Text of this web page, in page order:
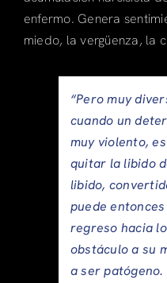
enfermo. Genera
miedo, la vergüenza, la
“Pero muy
cuando un
muy violento,
quitar la libido
libido,
puede
regreso hacia
obstáculo a su
a ser